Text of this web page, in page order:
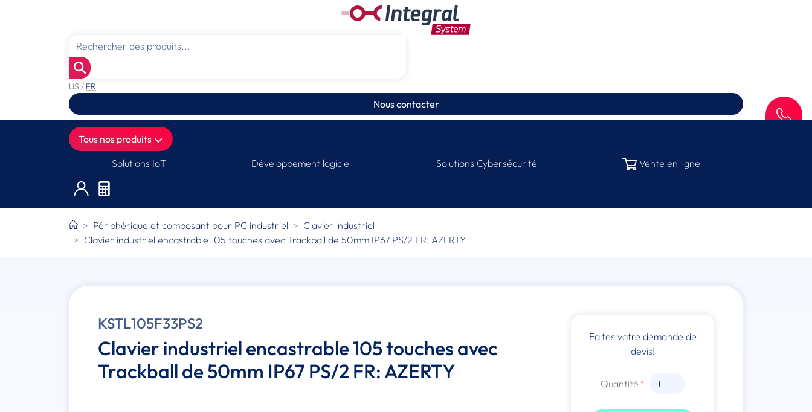
US / FR
Nous contacter
Tous nos produits
Solutions IoT Développement logiciel Solutions Cybersécurité Vente en ligne
Périphérique et composant pour PC industriel
Clavier industriel
Clavier industriel encastrable 105 touches avec Trackball de 50mm IP67 PS/2 FR: AZERTY
KSTL105F33PS2
Clavier industriel encastrable 105 touches avec
Trackball de 50mm IP67 PS/2 FR: AZERTY
Faites votre demande de
devis!
Quantité